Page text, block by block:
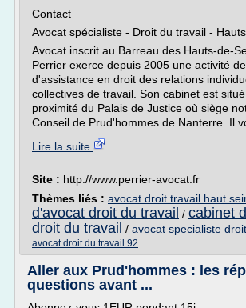
Contact
Avocat spécialiste - Droit du travail -
Avocat inscrit au Barreau des Hauts-de-
Perrier exerce depuis 2005 une activité
d'assistance en droit des relations
collectives de travail. Son cabinet est
proximité du Palais de Justice où siège
Conseil de Prud'hommes de Nanterre. Il
Lire la suite
Site : http://www.perrier-avocat.fr
Thèmes liés : avocat droit travail haut
d'avocat droit du travail / cabinet
droit du travail / avocat specialiste
avocat droit du travail 92
Aller aux Prud'hommes : les
questions avant ...